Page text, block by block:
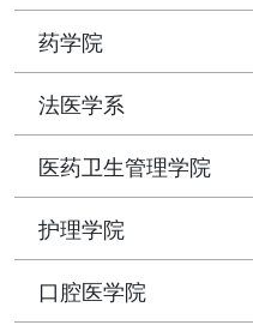
药学院
法医学系
医药卫生管理学院
护理学院
口腔医学院